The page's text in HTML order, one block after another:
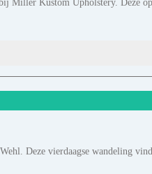
Miller Kustom Upholstery. Deze
Deze vierdaagse wandeling